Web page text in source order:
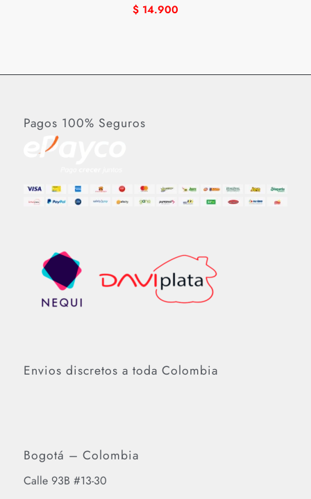
$14.900
Pagos 100% Seguros
Envios discretos a toda Colombia
Bogotá – Colombia
Calle 93B #13-30